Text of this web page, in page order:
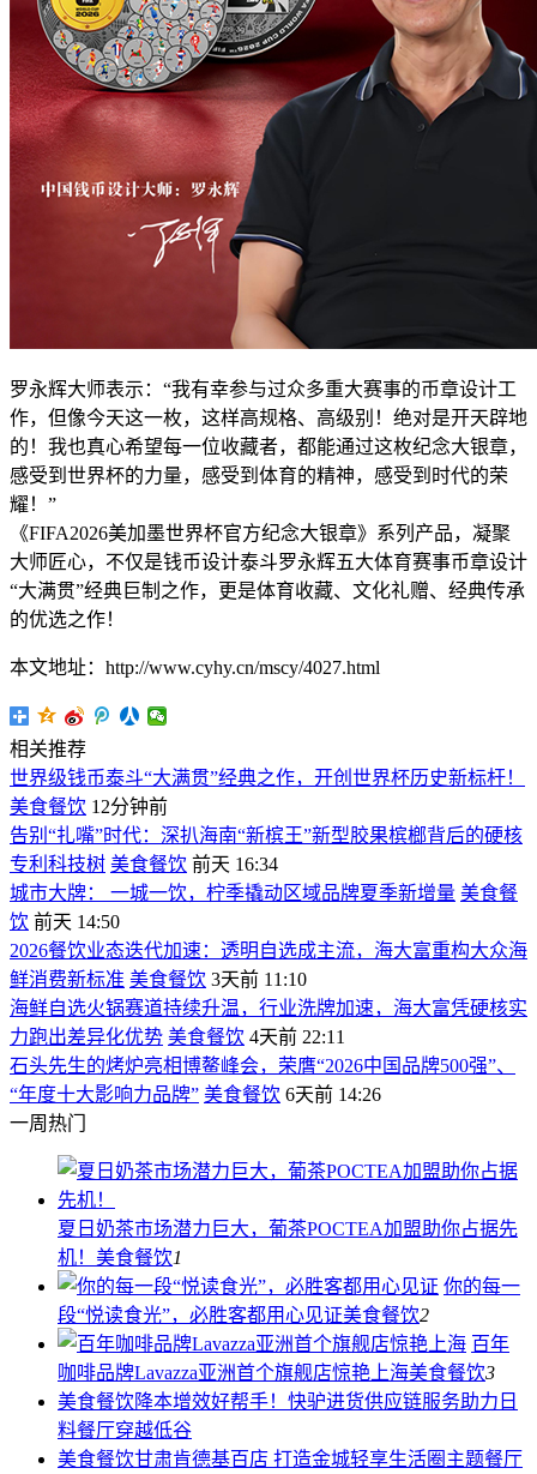
罗永辉大师表示：“我有幸参与过众多重大赛事的币章设计工
作，但像今天这一枚，这样高规格、高级别！绝对是开天辟地
的！我也真心希望每一位收藏者，都能通过这枚纪念大银章，
感受到世界杯的力量，感受到体育的精神，感受到时代的荣
耀！”
《FIFA2026美加墨世界杯官方纪念大银章》系列产品，凝聚
大师匠心，不仅是钱币设计泰斗罗永辉五大体育赛事币章设计
“大满贯”经典巨制之作，更是体育收藏、文化礼赠、经典传承
的优选之作！
本文地址：http://www.cyhy.cn/mscy/4027.html
相关推荐
世界级钱币泰斗“大满贯”经典之作，开创世界杯历史新标杆！
美食餐饮 12分钟前
告别“扎嘴”时代：深扒海南“新槟王”新型胶果槟榔背后的硬核
专利科技树 美食餐饮 前天 16:34
城市大牌： 一城一饮，柠季撬动区域品牌夏季新增量 美食餐
饮 前天 14:50
2026餐饮业态迭代加速：透明自选成主流，海大富重构大众海
鲜消费新标准 美食餐饮 3天前 11:10
海鲜自选火锅赛道持续升温，行业洗牌加速，海大富凭硬核实
力跑出差异化优势 美食餐饮 4天前 22:11
石头先生的烤炉亮相博鳌峰会，荣膺“2026中国品牌500强”、
“年度十大影响力品牌” 美食餐饮 6天前 14:26
一周热门
夏日奶茶市场潜力巨大，葡茶POCTEA加盟助你占据先
机！ 美食餐饮1
你的每一
段“悦读食光”，必胜客都用心见证美食餐饮2
百年
咖啡品牌Lavazza亚洲首个旗舰店惊艳上海美食餐饮3
美食餐饮 降本增效好帮手！快驴进货供应链服务助力日
料餐厅穿越低谷
美食餐饮甘肃肯德基百店 打造金城轻享生活圈主题餐厅